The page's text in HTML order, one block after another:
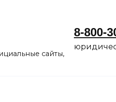
сайты,
8-800-